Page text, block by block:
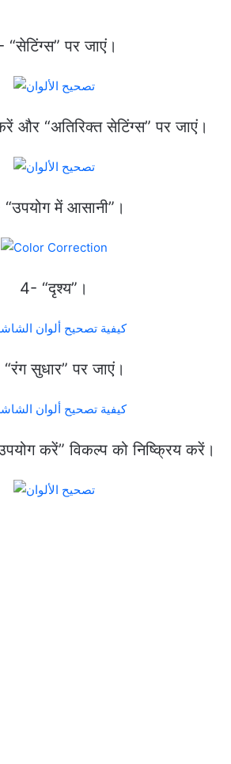
“सेटिंग्स” पर जाएं।
और “अतिरिक्त सेटिंग्स” पर जाएं।
में आसानी”।
4- “दृश्य”।
सुधार” पर जाएं।
करें” विकल्प को निष्क्रिय करें।